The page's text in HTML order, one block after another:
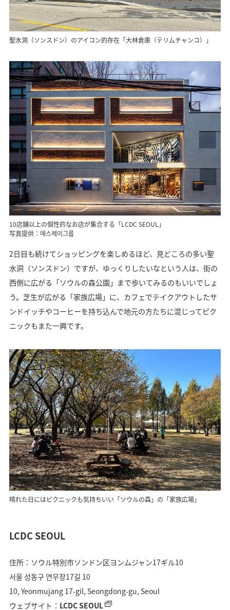
聖水洞（ソンスドン）のアイコン的存在「大林倉庫（テリムチャンコ）」
10店舗以上の個性的なお店が集合する「LCDC SEOUL」
写真提供：에스제이그룹
2日目も続けてショッピングを楽しめるほど、見どころの多い聖
水洞（ソンスドン）ですが、ゆっくりしたいなという人は、街の
西側に広がる「ソウルの森公園」まで歩いてみるのもいいでしょ
う。芝生が広がる「家族広場」に、カフェでテイクアウトしたサ
ンドイッチやコーヒーを持ち込んで地元の方たちに混じってピク
ニックもまた一興です。
晴れた日にはピクニックも気持ちいい「ソウルの森」の「家族広場」
LCDC SEOUL
住所：ソウル特別市ソンドン区ヨンムジャン17ギル10
서울 성동구 연무장17길 10
10, Yeonmujang 17-gil, Seongdong-gu, Seoul
ウェブサイト： LCDC SEOUL